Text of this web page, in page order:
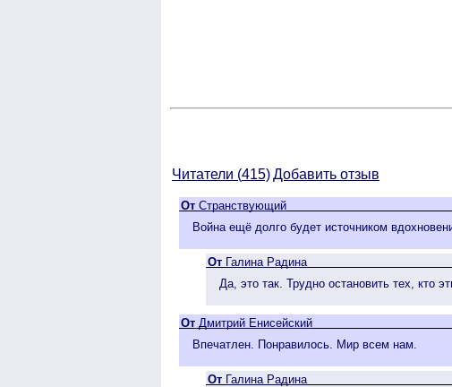
Читатели (415)Добавить отзыв
От Странствующий
Война ещё долго будет источником
От Галина Радина
Да, это так. Трудно остановить тех, кто
От Дмитрий Енисейский
Впечатлен. Понравилось. Мир всем нам.
От Галина Радина